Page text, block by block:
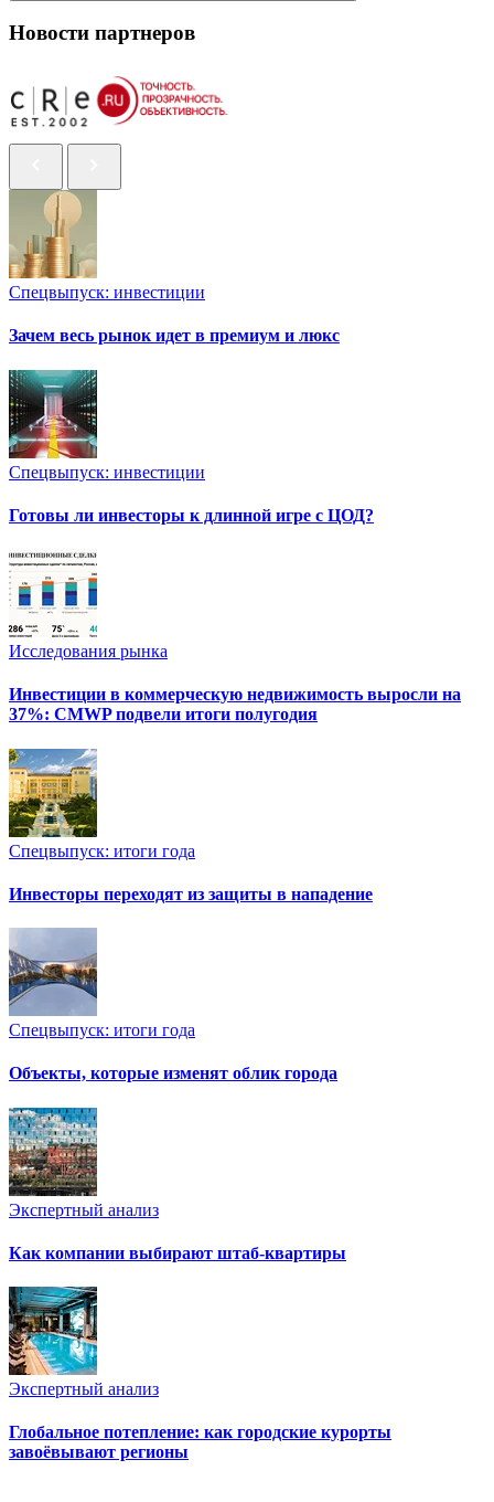
Новости партнеров
Спецвыпуск: инвестиции
Зачем весь рынок идет в премиум и люкс
Спецвыпуск: инвестиции
Готовы ли инвесторы к длинной игре с ЦОД?
Исследования рынка
Инвестиции в коммерческую недвижимость выросли на
37%: CMWP подвели итоги полугодия
Спецвыпуск: итоги года
Инвесторы переходят из защиты в нападение
Спецвыпуск: итоги года
Объекты, которые изменят облик города
Экспертный анализ
Как компании выбирают штаб-квартиры
Экспертный анализ
Глобальное потепление: как городские курорты
завоёвывают регионы